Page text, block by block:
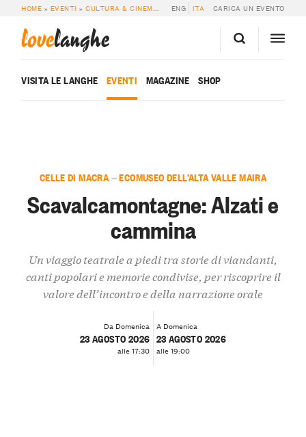
HOME » EVENTI »CULTURA & CINEMA » SCAVALCAMONTAGNE: ALZATI E
ENG ITA CARICA UN EVENTO
lovelanghe
VISITA LE LANGHE EVENTI MAGAZINE SHOP
CELLE DI MACRA — ECOMUSEO DELL’ALTA VALLE MAIRA
Scavalcamontagne: Alzati e
cammina
Un viaggio teatrale a piedi tra storie di viandanti,
canti popolari e memorie condivise, per riscoprire il
valore dell’incontro e della narrazione orale
Da Domenica
23 AGOSTO 2026
alle 17:30
A Domenica
23 AGOSTO 2026
alle 19:00